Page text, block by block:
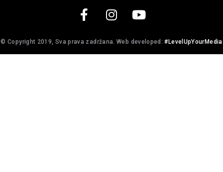
© Copyright 2019, Sva prava zadržana. Web developed:#LevelUpYourMedia